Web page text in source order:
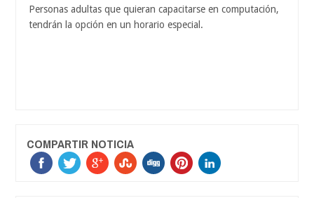
Personas adultas que quieran capacitarse en computación,
tendrán la opción en un horario especial.
COMPARTIR NOTICIA